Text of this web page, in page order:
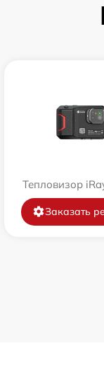
Тепловизор
Заказать